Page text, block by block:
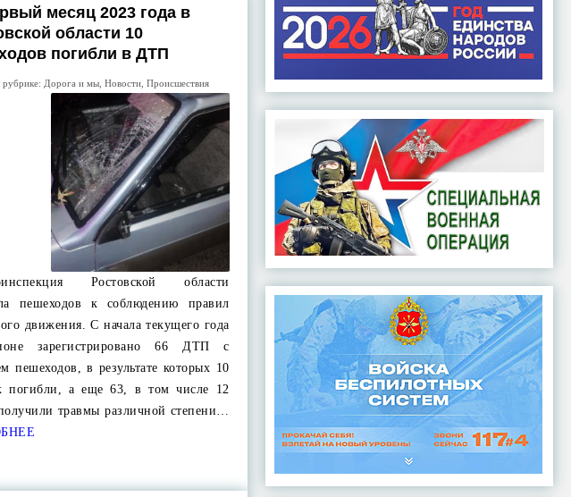
месяц 2023 года в
области 10
погибли в ДТП
рубрике: Дорога и мы, Новости, Происшествия
Ростовской области
пешеходов к соблюдению правил
движения. С начала текущего года
зарегистрировано 66 ДТП с
пешеходов, в результате которых 10
погибли, а еще 63, в том числе 12
травмы различной степени…